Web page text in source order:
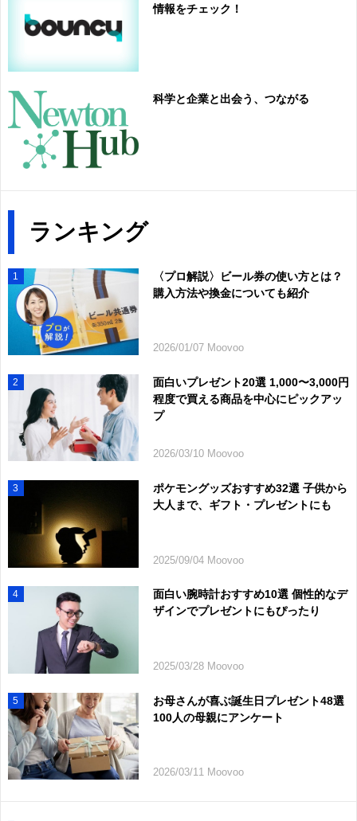
情報をチェック！
科学と企業と出会う、つながる
ランキング
1
〈プロ解説〉ビール券の使い方とは？
購入方法や換金についても紹介
2026/01/07 Moovoo
2
面白いプレゼント20選 1,000〜3,000円
程度で買える商品を中心にピックアッ
プ
2026/03/10 Moovoo
3
ポケモングッズおすすめ32選 子供から
大人まで、ギフト・プレゼントにも
2025/09/04 Moovoo
4
面白い腕時計おすすめ10選 個性的なデ
ザインでプレゼントにもぴったり
2025/03/28 Moovoo
5
お母さんが喜ぶ誕生日プレゼント48選
100人の母親にアンケート
2026/03/11 Moovoo